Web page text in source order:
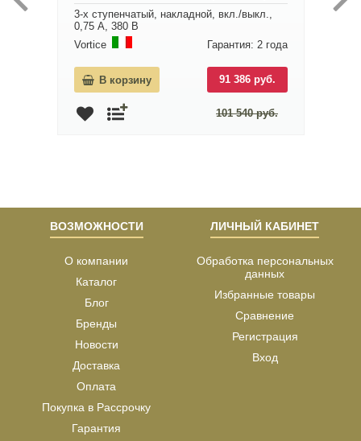
3-х ступенчатый, накладной, вкл./выкл.,
0,75 А, 380 В
Vortice
Гарантия: 2 года
91 386 руб.
101 540 руб.
В корзину
ВОЗМОЖНОСТИ
О компании
Каталог
Блог
Бренды
Новости
Доставка
Оплата
Покупка в Рассрочку
Гарантия
ЛИЧНЫЙ КАБИНЕТ
Обработка персональных
данных
Избранные товары
Сравнение
Регистрация
Вход